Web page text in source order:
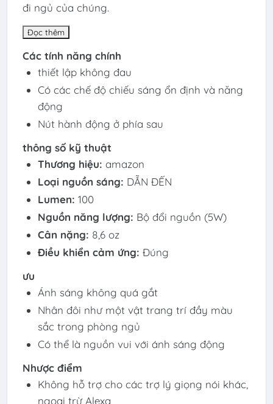
đi ngủ của chúng.
Đọc thêm
Các tính năng chính
thiết lập không đau
Có các chế độ chiếu sáng ổn định và năng
động
Nút hành động ở phía sau
thông số kỹ thuật
Thương hiệu: amazon
Loại nguồn sáng: DẪN ĐẾN
Lumen: 100
Nguồn năng lượng: Bộ đổi nguồn (5W)
Cân nặng: 8,6 oz
Điều khiển cảm ứng: Đúng
ưu
Ánh sáng không quá gắt
Nhân đôi như một vật trang trí đầy màu
sắc trong phòng ngủ
Có thể là nguồn vui với ánh sáng động
Nhược điểm
Không hỗ trợ cho các trợ lý giọng nói khác,
ngoại trừ Alexa